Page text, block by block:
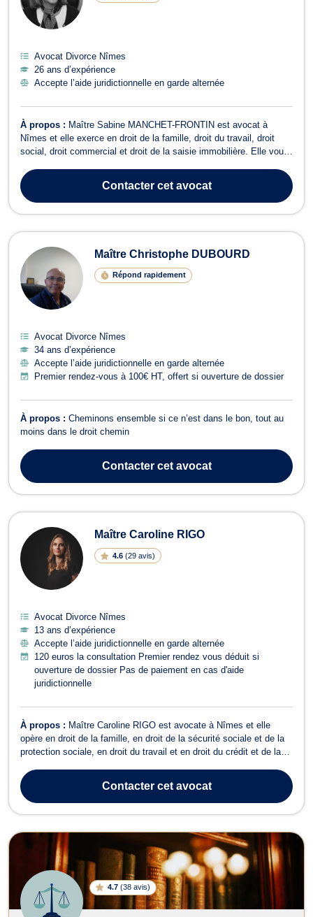
Avocat Divorce Nîmes
26 ans d’expérience
Accepte l’aide juridictionnelle en garde alternée
À propos : Maître Sabine MANCHET-FRONTIN est avocat à
Nîmes et elle exerce en droit de la famille, droit du travail, droit
social, droit commercial et droit de la saisie immobilière. Elle vous
l’amiable ou pour faute, changement de nom, PACS,
reconnaissance de patern...
Contactercet avocat
Maître Christophe DUBOURD
Répond rapidement
Avocat Divorce Nîmes
34 ans d’expérience
Accepte l’aide juridictionnelle en garde alternée
Premier rendez-vous à 100€ HT, offert si ouverture de dossier
À propos : Cheminons ensemble si ce n’est dans le bon, tout au
moins dans le droit chemin
Contactercet avocat
Maître Caroline RIGO
4.6 (29 avis)
Avocat Divorce Nîmes
13 ans d’expérience
Accepte l’aide juridictionnelle en garde alternée
120 euros la consultation Premier rendez vous déduit si
ouverture de dossier Pas de paiement en cas d'aide
juridictionnelle
À propos : Maître Caroline RIGO est avocate à Nîmes et elle
opère en droit de la famille, en droit de la sécurité sociale et de la
protection sociale, en droit du travail et en droit du crédit et de la
droit de la famille pour les dossiers afférents au divorce, au droit
des ...
Contactercet avocat
4.7 (38 avis)